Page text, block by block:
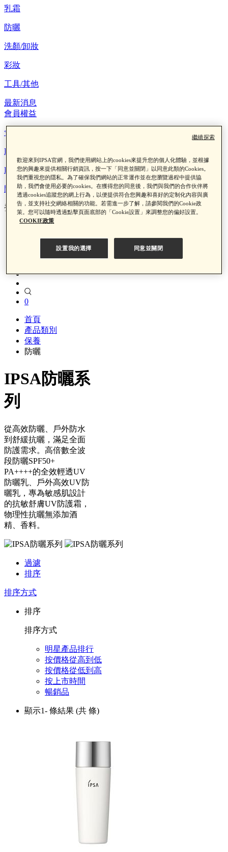
乳霜
防曬
洗顏/卸妝
彩妝
工具/其他
最新消息
會員權益
會員制度
LINE綁定查點數
LINE Pay x 中信聯名卡回饋
門市資訊
登入/註冊
門市資訊
登入/註冊
0
首頁
產品類別
保養
防曬
IPSA防曬系
列
從高效防曬、戶外防水
到舒緩抗曬，滿足全面
防護需求。高倍數全波
段防曬SPF50+
PA++++的全效輕透UV
防曬乳、戶外高效UV防
曬乳，專為敏感肌設計
的抗敏舒膚UV防護霜，
物理性抗曬無添加酒
精、香料。
過濾
排序
排序方式
排序
排序方式
明星產品排行
按價格從高到低
按價格從低到高
按上市時間
暢銷品
顯示1- 條結果 (共 條)
歡迎來到IPSA官網，我們使用網站上的cookies來提升您的個人化體驗，並根據
您的興趣來提供相關行銷資訊，按一下「同意並關閉」以同意此類的Cookies。
我們重視您的隱私。為了確保我們網站的正常運作並在您瀏覽過程中提供協
助，我們會使用必要的cookies。在獲得您的同意後，我們與我們的合作伙伴將
透過cookies追蹤您的網上行為，以便提供符合您興趣和喜好的定制化內容與廣
告，並支持社交網絡相關的功能。若需進一步了解，請參閱我們的Cookie政
策。您可以隨時透過點擊頁面底部的「Cookie設置」來調整您的偏好設置。
COOKIE政策
設置我的選擇 同意並關閉
繼續探索